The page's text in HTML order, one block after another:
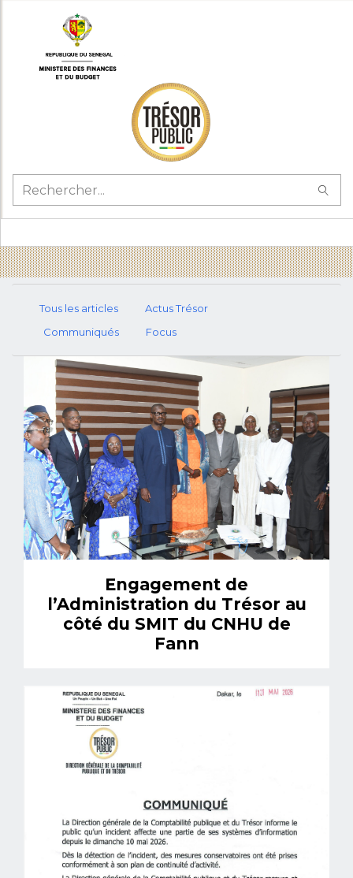
Tous les articles
Actus Trésor
Communiqués
Focus
Engagement de
l’Administration du Trésor au
côté du SMIT du CNHU de
Fann